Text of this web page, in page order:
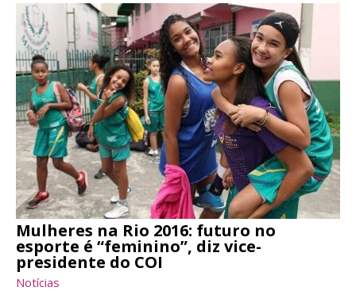
Mulheres na Rio 2016: futuro no
esporte é “feminino”, diz vice-
presidente do COI
Notícias